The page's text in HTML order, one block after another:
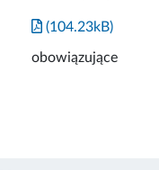
(104.23kB)
obowiązujące